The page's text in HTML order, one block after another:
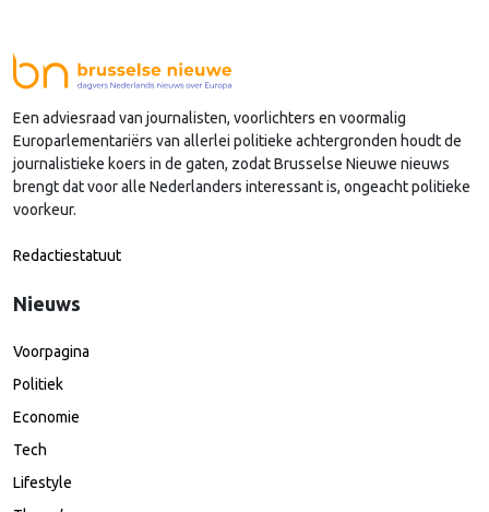
Een adviesraad van journalisten, voorlichters en voormalig
Europarlementariërs van allerlei politieke achtergronden houdt de
journalistieke koers in de gaten, zodat Brusselse Nieuwe nieuws
brengt dat voor alle Nederlanders interessant is, ongeacht politieke
voorkeur.
Redactiestatuut
Nieuws
Voorpagina
Politiek
Economie
Tech
Lifestyle